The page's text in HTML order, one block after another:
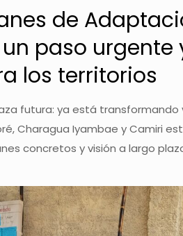
de
paso
los territorios
futura: ya está transformando
Charagua Iyambae y Camiri
concretos y visión a largo